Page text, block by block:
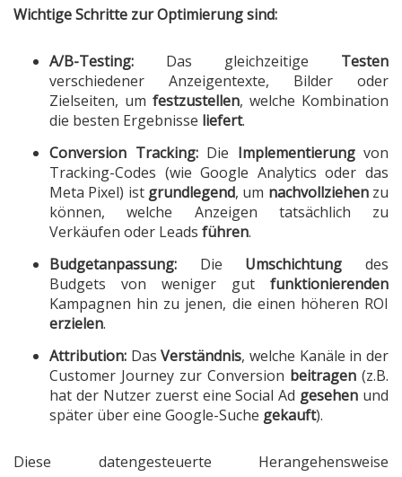
Wichtige Schritte zur Optimierung sind:
A/B-Testing: Das gleichzeitige Testen
verschiedener Anzeigentexte, Bilder oder
Zielseiten, um festzustellen, welche Kombination
die besten Ergebnisse liefert.
Conversion Tracking:Die Implementierungvon
Tracking-Codes (wie Google Analytics oder das
Meta Pixel) ist grundlegend, um nachvollziehenzu
können, welche Anzeigen tatsächlich zu
Verkäufen oder Leads führen.
Budgetanpassung: Die Umschichtung des
Budgets von weniger gut funktionierenden
Kampagnen hin zu jenen, die einen höheren ROI
erzielen.
Attribution: DasVerständnis, welche Kanäle in der
Customer Journey zur Conversion beitragen (z.B.
hat der Nutzer zuerst eine Social Ad gesehen und
später über eine Google-Suche gekauft).
Diese datengesteuerte Herangehensweise